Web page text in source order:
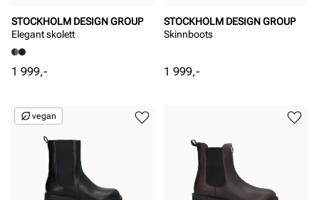
STOCKHOLM DESIGN GROUP
Elegant skolett
Pris
1 999,-
STOCKHOLM DESIGN GROUP
Skinnboots
Pris
1 999,-
vegan